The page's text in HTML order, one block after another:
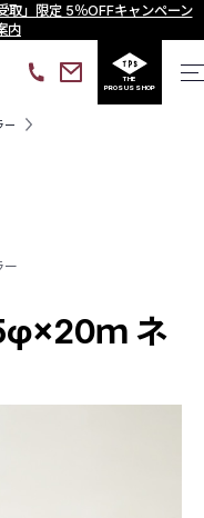
取」限定 5％OFFキャンペーン
内
THE
PROSUS SHOP
ー
ー
ｍ ネ